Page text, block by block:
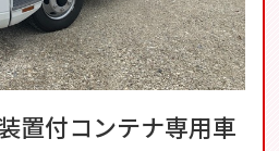
置付コンテナ専用車